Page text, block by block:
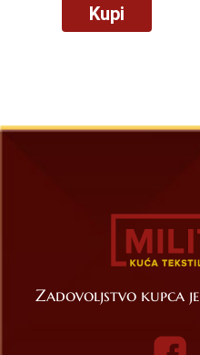
Kupi
Zadovoljstvo kupca